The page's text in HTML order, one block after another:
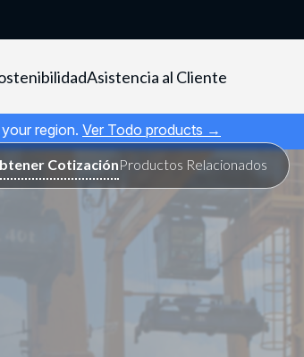
Asistencia al Cliente
region. Ver Todo products →